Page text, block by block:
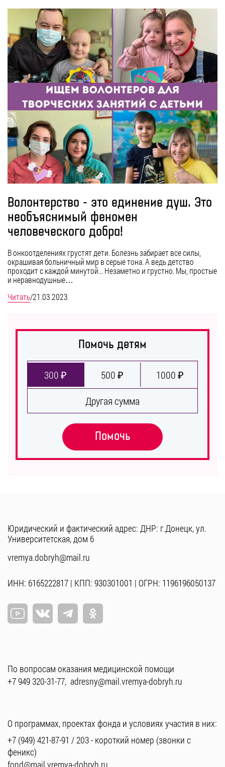
Волонтерство - это единение душ. Это
необъяснимый феномен
человеческого добра!
В онкоотделениях грустят дети. Болезнь забирает все силы,
окрашивая больничный мир в серые тона. А ведь детство
проходит с каждой минутой... Незаметно и грустно. Мы, простые
и неравнодушные…
Читать/21.03.2023
Помочь детям
300 ₽ 500 ₽
1000 ₽
Другая сумма
Помочь
Юридический и фактический адрес: ДНР: г.Донецк, ул.
Университетская, дом 6
vremya.dobryh@mail.ru
ИНН: 6165222817 | КПП: 930301001 | ОГРН: 1196196050137
По вопросам оказания медицинской помощи
+7 949 320-31-77, adresny@mail.vremya-dobryh.ru
О программах, проектах фонда и условиях участия в них:
+7 (949) 421-87-91 / 203- короткий номер (звонки с
феникс)
fond@mail.vremya-dobryh.ru